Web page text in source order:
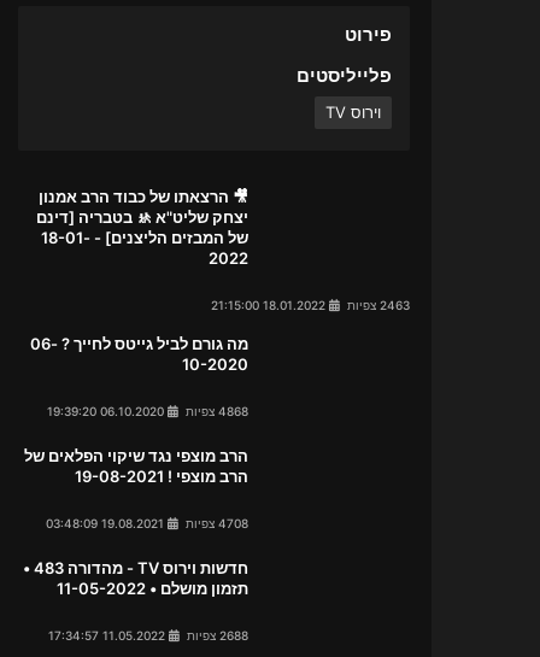
פירוט
פלייליסטים
וירוס TV
🎥 הרצאתו של כבוד הרב אמנון
יצחק שליט"א 🚸 בטבריה [דינם
של המבזים הליצנים] - 18-01-
2022
2463 צפיות
מה גורם לביל גייטס לחייך ? 06-
10-2020
4868 צפיות
הרב מוצפי נגד שיקוי הפלאים של
הרב מוצפי ! 19-08-2021
4708 צפיות
חדשות וירוס TV - מהדורה 483 •
תזמון מושלם • 11-05-2022
2688 צפיות